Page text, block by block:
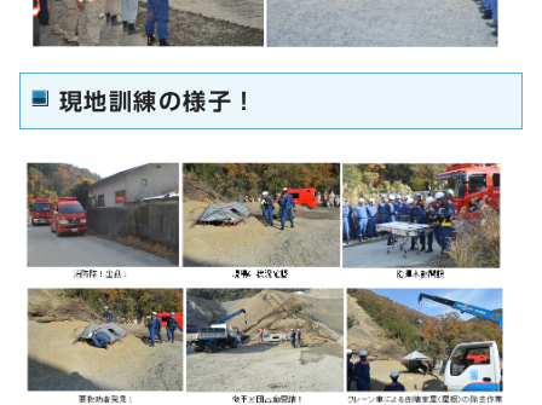
現地訓練の様子！